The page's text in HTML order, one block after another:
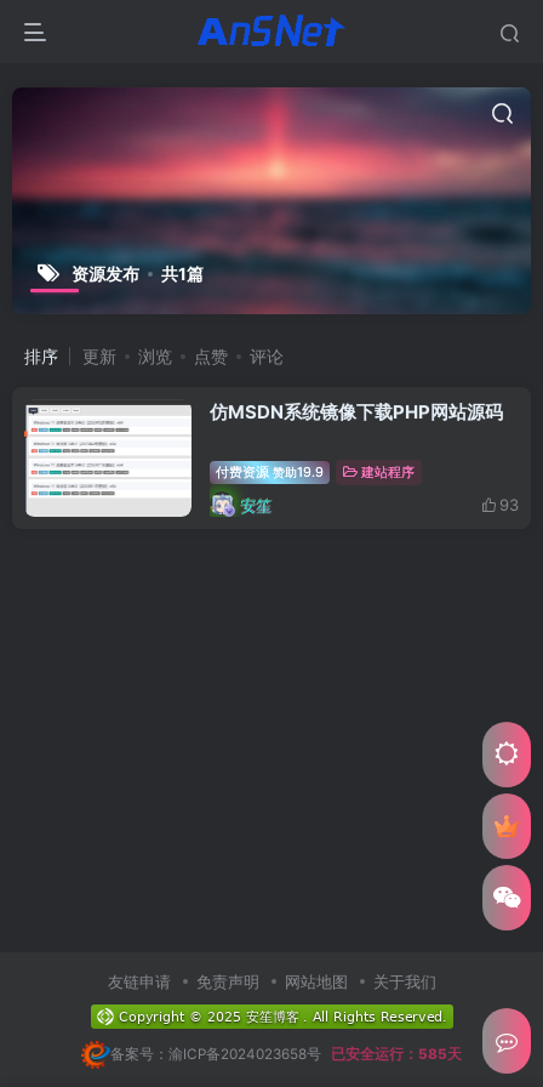
资源发布 共1篇
排序 更新 浏览 点赞 评论
仿MSDN系统镜像下载PHP网站源码
付费资源 赞助19.9 建站程序
安笙 93
友链申请 免责声明 网站地图 关于我们
备案号：渝ICP备2024023658号 已安全运行：585天